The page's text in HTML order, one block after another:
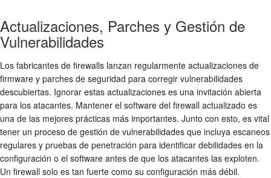
Actualizaciones, Parches y Gestión de
Vulnerabilidades
Los fabricantes de firewalls lanzan regularmente actualizaciones de
firmware y parches de seguridad para corregir vulnerabilidades
descubiertas. Ignorar estas actualizaciones es una invitación abierta
para los atacantes. Mantener el software del firewall actualizado es
una de las mejores prácticas más importantes. Junto con esto, es vital
tener un proceso de gestión de vulnerabilidades que incluya escaneos
regulares y pruebas de penetración para identificar debilidades en la
configuración o el software antes de que los atacantes las exploten.
Un firewall solo es tan fuerte como su configuración más débil.